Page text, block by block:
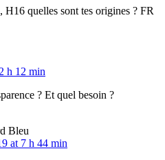
H16 quelles sont tes origines ? FR
h 12 min
? Et quel besoin ?
Bleu
at 7 h 44 min